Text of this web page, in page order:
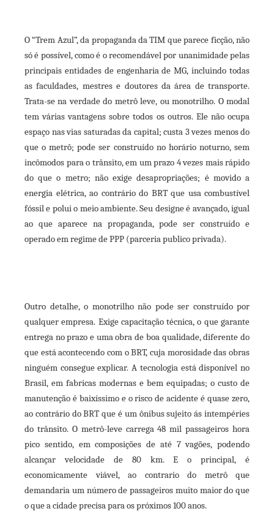
O “Trem Azul”, da propaganda da TIM que parece ficção, não
só é possível, como é o recomendável por unanimidade pelas
principais entidades de engenharia de MG, incluindo todas
as faculdades, mestres e doutores da área de transporte.
Trata-se na verdade do metrô leve, ou monotrilho. O modal
tem várias vantagens sobre todos os outros. Ele não ocupa
espaço nas vias saturadas da capital; custa 3 vezes menos do
que o metrô; pode ser construído no horário noturno, sem
incômodos para o trânsito, em um prazo 4 vezes mais rápido
do que o metro; não exige desapropriações; é movido a
energia elétrica, ao contrário do BRT que usa combustível
fóssil e polui o meio ambiente. Seu designe é avançado, igual
ao que aparece na propaganda, pode ser construído e
operado em regime de PPP (parceria publico privada).
Outro detalhe, o monotrilho não pode ser construído por
qualquer empresa. Exige capacitação técnica, o que garante
entrega no prazo e uma obra de boa qualidade, diferente do
que está acontecendo com o BRT, cuja morosidade das obras
ninguém consegue explicar. A tecnologia está disponível no
Brasil, em fabricas modernas e bem equipadas; o custo de
manutenção é baixíssimo e o risco de acidente é quase zero,
ao contrário do BRT que é um ônibus sujeito ás intempéries
do trânsito. O metrô-leve carrega 48 mil passageiros hora
pico sentido, em composições de até 7 vagões, podendo
alcançar velocidade de 80 km. E o principal, é
economicamente viável, ao contrario do metrô que
demandaria um número de passageiros muito maior do que
o que a cidade precisa para os próximos 100 anos.